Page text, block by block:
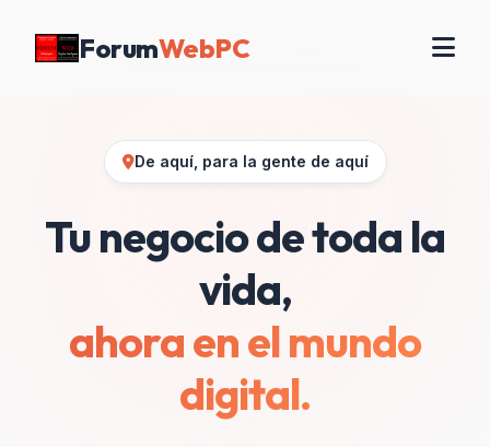
ForumWebPC
De aquí, para la gente de aquí
Tu negocio de toda la
vida,
ahora en el mundo
digital.